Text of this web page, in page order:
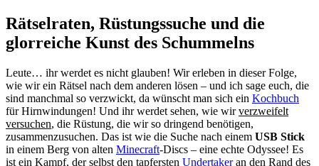
Rätselraten, Rüstungssuche und die
glorreiche Kunst des Schummelns
Leute… ihr werdet es nicht glauben! Wir erleben in dieser Folge,
wie wir ein Rätsel nach dem anderen lösen – und ich sage euch, die
sind manchmal so verzwickt, da wünscht man sich ein Kochbuch
für Hirnwindungen! Und ihr werdet sehen, wie wirverzweifelt
versuchen, die Rüstung, die wir so dringend benötigen,
zusammenzusuchen. Das ist wie die Suche nach einem USB Stick
in einem Berg von alten Minecraft-Discs – eine echte Odyssee! Es
ist ein Kampf, der selbst den tapfersten Undertakeran den Rand des